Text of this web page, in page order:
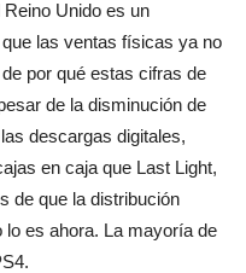
Unido es un
las ventas físicas ya no
por qué estas cifras de
de la disminución de
descargas digitales,
en caja que Last Light,
de que la distribución
es ahora. La mayoría de